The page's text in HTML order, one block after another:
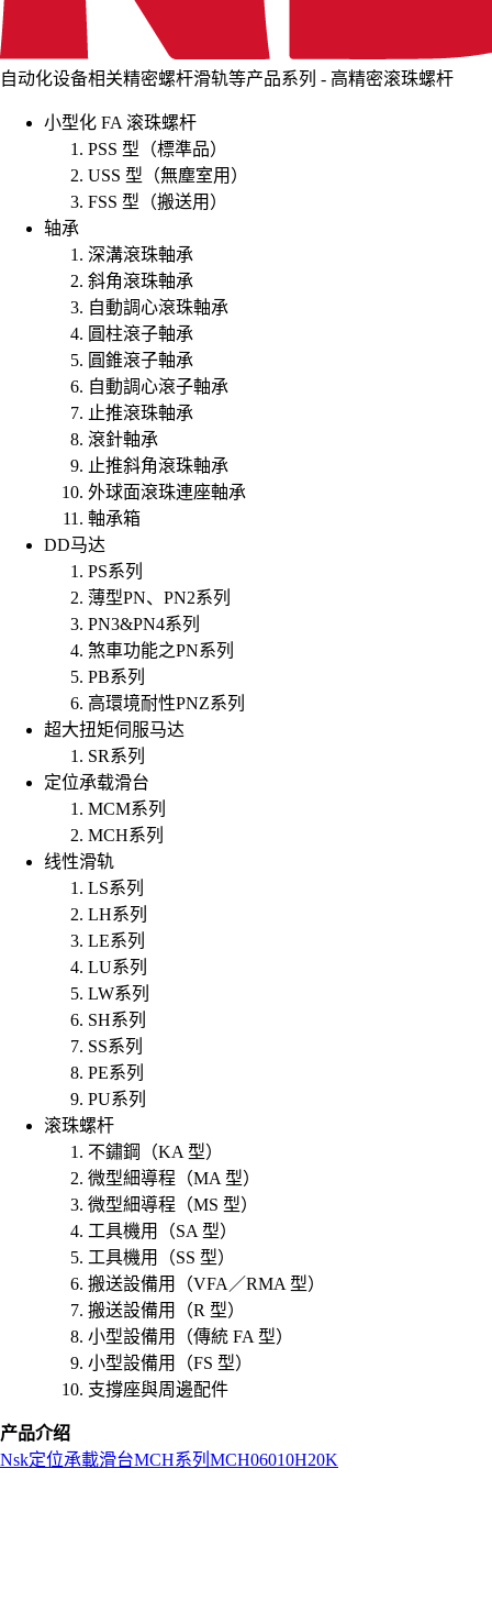
自动化设备相关精密螺杆滑轨等产品系列 - 高精密滚珠螺杆
小型化 FA 滚珠螺杆
PSS 型（標準品）
USS 型（無塵室用）
FSS 型（搬送用）
轴承
深溝滾珠軸承
斜角滾珠軸承
自動調心滾珠軸承
圓柱滾子軸承
圓錐滾子軸承
自動調心滾子軸承
止推滾珠軸承
滾針軸承
止推斜角滾珠軸承
外球面滾珠連座軸承
軸承箱
DD马达
PS系列
薄型PN、PN2系列
PN3&PN4系列
煞車功能之PN系列
PB系列
高環境耐性PNZ系列
超大扭矩伺服马达
SR系列
定位承载滑台
MCM系列
MCH系列
线性滑轨
LS系列
LH系列
LE系列
LU系列
LW系列
SH系列
SS系列
PE系列
PU系列
滚珠螺杆
不鏽鋼（KA 型）
微型細導程（MA 型）
微型細導程（MS 型）
工具機用（SA 型）
工具機用（SS 型）
搬送設備用（VFA／RMA 型）
搬送設備用（R 型）
小型設備用（傳統 FA 型）
小型設備用（FS 型）
支撐座與周邊配件
产品介绍
Nsk定位承載滑台MCH系列 MCH06010H20K